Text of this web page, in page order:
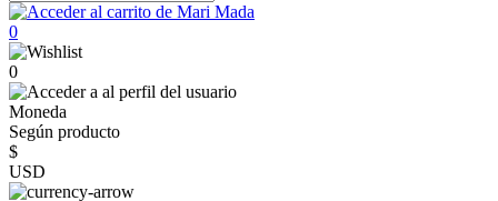
0
0
Moneda
Según producto
$
USD